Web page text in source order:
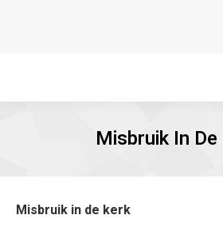
Misbruik In
Misbruik in de kerk